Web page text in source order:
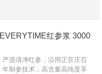
EVERYTIME红参浆 3000
严选清净红参，沿用正官庄百
年制参技术，高含量高纯度享